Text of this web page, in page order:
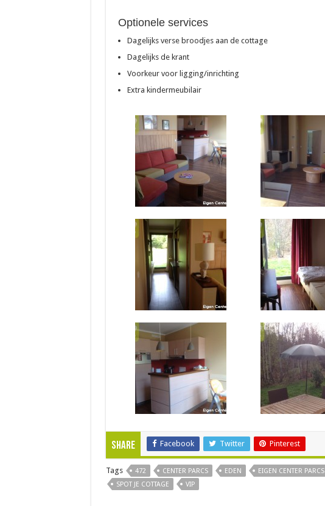
Optionele services
Dagelijks verse broodjes aan de cottage
Dagelijks de krant
Voorkeur voor ligging/inrichting
Extra kindermeubilair
Share Facebook Twitter Pinterest
Tags 472 CENTER PARCS EDEN EIGEN CENTER PARCS
SPOT JE COTTAGE
VIP